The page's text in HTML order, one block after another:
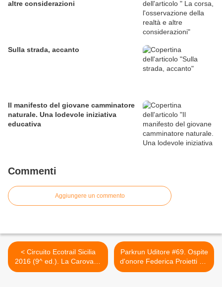
altre considerazioni
Sulla strada, accanto
Il manifesto del giovane camminatore
naturale. Una lodevole iniziativa
educativa
Commenti
Aggiungere un commento
< Circuito Ecotrail Sicilia
2016 (9^ ed.). La Carovana
del Trail ha abbracciato
Parkrun Uditore #69. Ospite
d'onore Federica Proietti e il
Parkrun Uditore continua a